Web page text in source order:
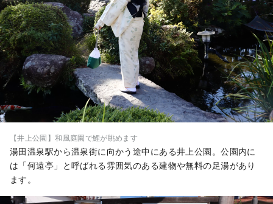
【井上公園】和風庭園で鯉が眺めます
湯田温泉駅から温泉街に向かう途中にある井上公園。公園内に
は「何遠亭」と呼ばれる雰囲気のある建物や無料の足湯があり
ます。